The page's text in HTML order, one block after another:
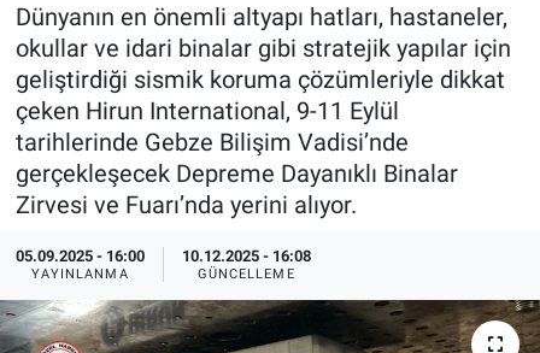
Dünyanın en önemli altyapı hatları, hastaneler,
okullar ve idari binalar gibi stratejik yapılar için
geliştirdiği sismik koruma çözümleriyle dikkat
çeken Hirun International, 9-11 Eylül
tarihlerinde Gebze Bilişim Vadisi’nde
gerçekleşecek Depreme Dayanıklı Binalar
Zirvesi ve Fuarı’nda yerini alıyor.
05.09.2025 - 16:00
YAYINLANMA
10.12.2025 - 16:08
GÜNCELLEME
EndüstriST
Enerjisini Üreten Fabrikalar
Endüstri 4.0 Uygulamaları
Ağır Sanayi Çözümleri